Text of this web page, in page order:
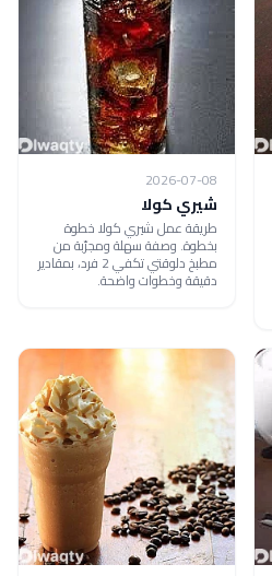
2026-07-08
شيري كولا
طريقة عمل شيري كولا خطوة
بخطوة. وصفة سهلة ومجرّبة من
مطبخ دلوقتي تكفي 2 فرد، بمقادير
دقيقة وخطوات واضحة.